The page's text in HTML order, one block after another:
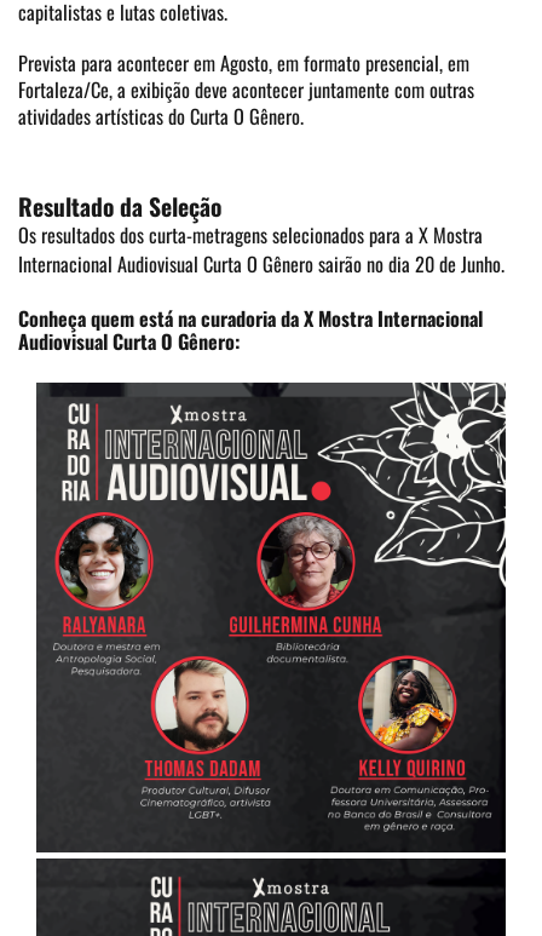
capitalistas e lutas coletivas.
Prevista para acontecer em Agosto, em formato presencial, em
Fortaleza/Ce, a exibição deve acontecer juntamente com outras
atividades artísticas do Curta O Gênero.
Resultado da Seleção
Os resultados dos curta-metragens selecionados para a X Mostra
Internacional Audiovisual Curta O Gênero sairão no dia 20 de Junho.
Conheça quem está na curadoria da X Mostra Internacional
Audiovisual Curta O Gênero: